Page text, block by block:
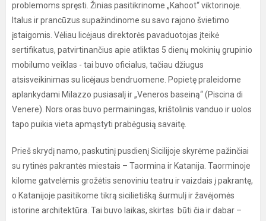
problemoms spręsti. Žinias pasitikrinome „Kahoot“ viktorinoje.
Italus ir prancūzus supažindinome su savo rajono švietimo
įstaigomis. Vėliau licėjaus direktorės pavaduotojas įteikė
sertifikatus, patvirtinančius apie atliktas 5 dienų mokinių grupinio
mobilumo veiklas - tai buvo oficialus, tačiau džiugus
atsisveikinimas su licėjaus bendruomene. Popietę praleidome
aplankydami Milazzo pusiasalį ir „Veneros baseiną“ (Piscina di
Venere). Nors oras buvo permainingas, krištolinis vanduo ir uolos
tapo puikia vieta apmąstyti prabėgusią savaitę.
Prieš skrydį namo, paskutinį pusdienį Sicilijoje skyrėme pažinčiai
su rytinės pakrantės miestais – Taormina ir Katanija. Taorminoje
kilome gatvelėmis grožėtis senoviniu teatru ir vaizdais į pakrantę,
o Katanijoje pasitikome tikrą sicilietišką šurmulį ir žavėjomės
istorine architektūra. Tai buvo laikas, skirtas būti čia ir dabar –